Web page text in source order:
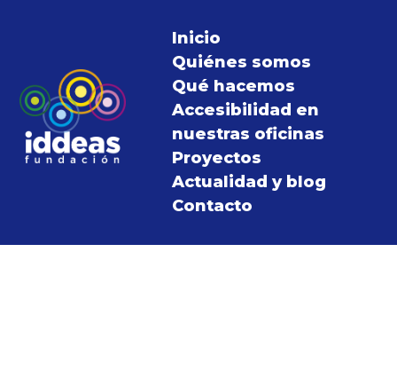
Inicio
Quiénes somos
Qué hacemos
Accesibilidad en
nuestras oficinas
Proyectos
Actualidad y blog
Contacto